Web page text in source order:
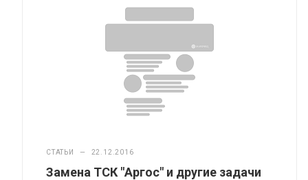
СТАТЬИ — 22.12.2016
Замена ТСК "Аргос" и другие задачи